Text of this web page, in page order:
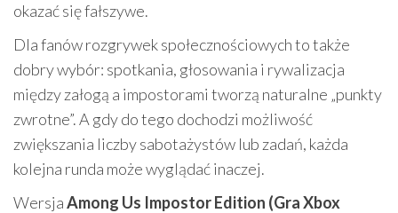
okazać się fałszywe.
Dla fanów rozgrywek społecznościowych to także
dobry wybór: spotkania, głosowania i rywalizacja
między załogą a impostorami tworzą naturalne „punkty
zwrotne”. A gdy do tego dochodzi możliwość
zwiększania liczby sabotażystów lub zadań, każda
kolejna runda może wyglądać inaczej.
WersjaAmong Us Impostor Edition (Gra Xbox